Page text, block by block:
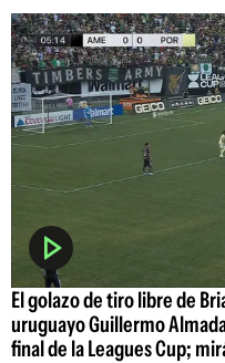
El golazo de tiro libre de
uruguayo Guillermo
final de la Leagues Cup;